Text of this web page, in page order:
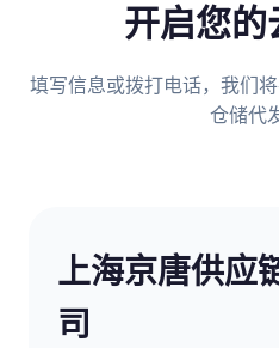
开启您的
填写信息或拨打电话，我们
仓储代
上海京唐供应
司